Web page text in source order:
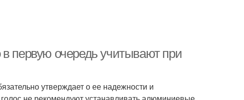
первую очередь учитывают при
утверждает о ее надежности и